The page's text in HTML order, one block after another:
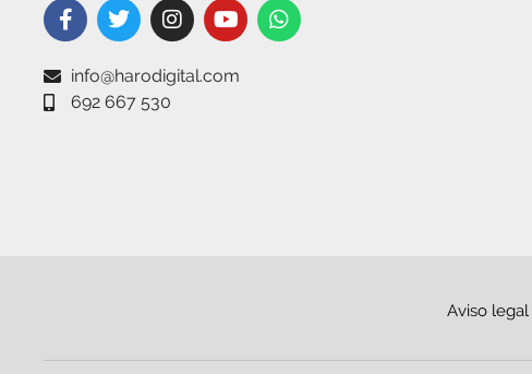
info@harodigital.com
692 667 530
Aviso legal